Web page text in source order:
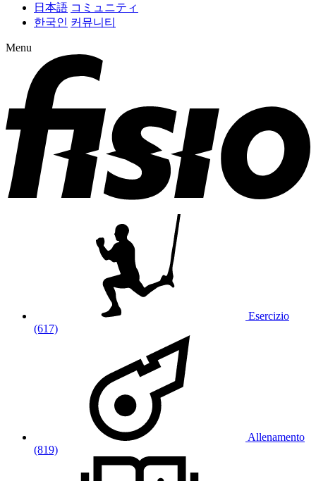
日本語 コミュニティ
한국인 커뮤니티
Menu
Esercizio
(617)
Allenamento
(819)